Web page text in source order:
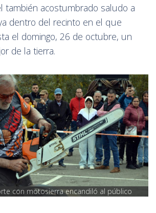
también acostumbrado saludo a
dentro del recinto en el que
el domingo, 26 de octubre, un
de la tierra.
con motosierra encandiló al público